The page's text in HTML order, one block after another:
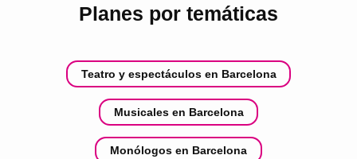
Planes por temáticas
Teatro y espectáculos en Barcelona
Musicales en Barcelona
Monólogos en Barcelona